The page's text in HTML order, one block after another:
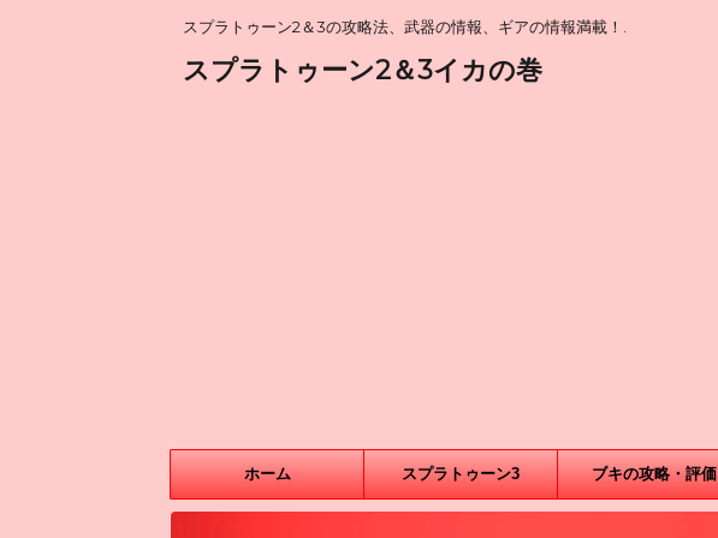
スプラトゥーン2＆3の攻略法、武器の情報、ギアの情報満載！.
スプラトゥーン2＆3イカの巻
ホーム スプラトゥーン3 ブキの攻略・評価